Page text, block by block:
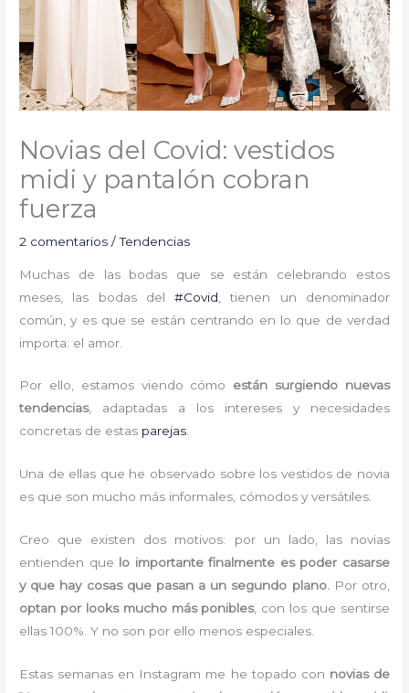
Novias del Covid: vestidos
midi y pantalón cobran
fuerza
2 comentarios /Tendencias
Muchas de las bodas que se están celebrando estos
meses, las bodas del#Covid , tienen un denominador
común, y es que se están centrando en lo que de verdad
importa: el amor.
Por ello, estamos viendo cómo están surgiendo nuevas
tendencias, adaptadas a los intereses y necesidades
concretas de estas parejas.
Una de ellas que he observado sobre los vestidos de novia
es que son mucho más informales, cómodos y versátiles.
Creo que existen dos motivos: por un lado, las novias
entienden que lo importante finalmente es poder casarse
y que hay cosas que pasan a un segundo plano.Por otro,
optan por looks mucho más ponibles, con los que sentirse
ellas 100%. Y no son por ello menos especiales.
Estas semanas en Instagram me he topado con novias de